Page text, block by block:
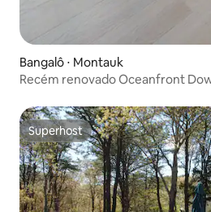
Bangalô ⋅ Montauk
Recém renovado Oceanfront
Superhost
Superhost